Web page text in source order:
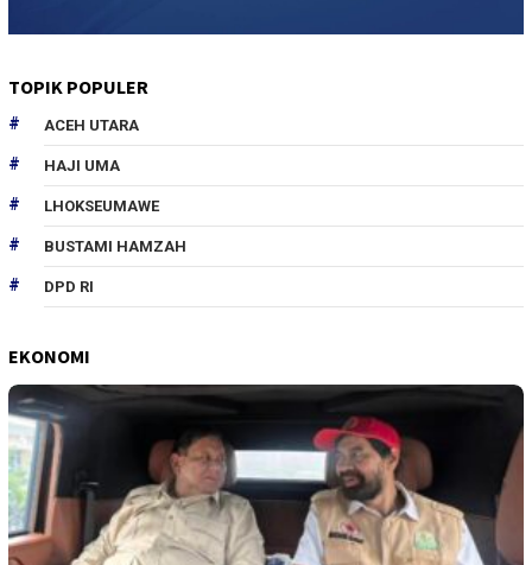
TOPIK POPULER
ACEH UTARA
HAJI UMA
LHOKSEUMAWE
BUSTAMI HAMZAH
DPD RI
EKONOMI